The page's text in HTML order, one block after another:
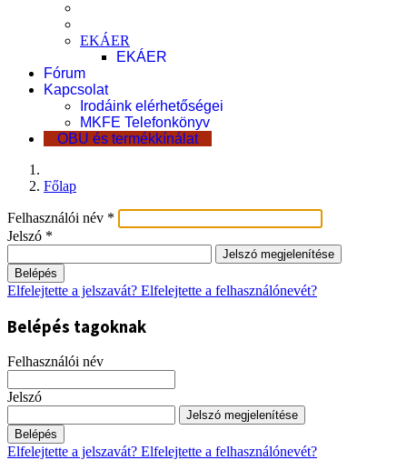
EKÁER
EKÁER
Fórum
Kapcsolat
Irodáink elérhetőségei
MKFE Telefonkönyv
OBU és termékkínálat
Főlap
Felhasználói név *
Jelszó *
Jelszó megjelenítése
Belépés
Elfelejtette a jelszavát? Elfelejtette a felhasználónevét?
Belépés tagoknak
Felhasználói név
Jelszó
Jelszó megjelenítése
Belépés
Elfelejtette a jelszavát? Elfelejtette a felhasználónevét?